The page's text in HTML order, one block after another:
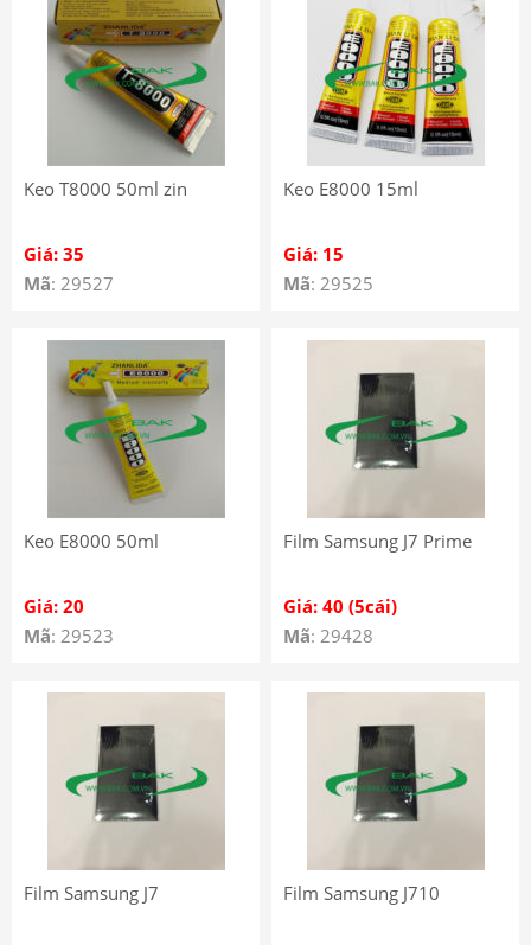
Keo T8000 50ml zin
Giá: 35
Mã: 29527
Keo E8000 15ml
Giá: 15
Mã: 29525
Keo E8000 50ml
Giá: 20
Mã: 29523
Film Samsung J7 Prime
Giá: 40 (5cái)
Mã: 29428
Film Samsung J7 Film Samsung J710